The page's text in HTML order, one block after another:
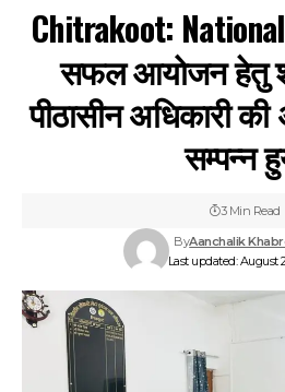
Chitrakoot:
सफल आयोजन हेतु
पीठासीन अधिकारी
सम्पन्न
Last updated: August
ByAanchalik
3 Min Read